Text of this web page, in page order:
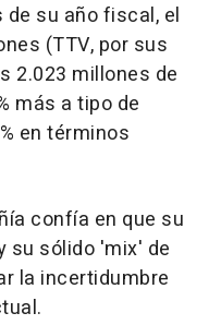
su año fiscal, el
(TTV, por sus
2.023 millones de
más a tipo de
en términos
confía en que su
su sólido 'mix' de
la incertidumbre